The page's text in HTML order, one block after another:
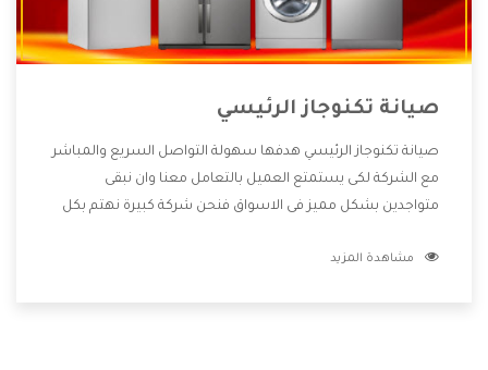
صيانة تكنوجاز الرئيسي
صيانة تكنوجاز الرئيسي هدفها سهولة التواصل السريع والمباشر
مع الشركة لكى يستمتع العميل بالتعامل معنا وان نبقى
متواجدين بشكل مميز فى الاسواق فنحن شركة كبيرة نهتم بكل
الشركة بها والتى تكون منها خدمة الصيانة التى تكون من أهم
مشاهدة المزيد